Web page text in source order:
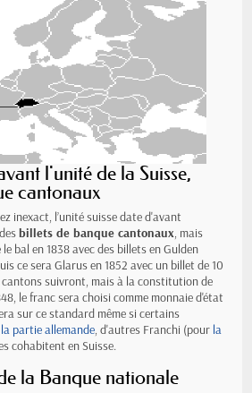
l'unité de la Suisse,
cantonaux
inexact, l’unité suisse date d'avant
billets de banque cantonaux, mais
bal en 1838 avec des billets en Gulden
ce sera Glarus en 1852 avec un billet de 10
cantons suivront, mais à la constitution de
le franc sera choisi comme monnaie d'état
sur ce standard même si certains
la partie allemande, d'autres Franchi (pour la
cohabitent en Suisse.
la Banque nationale